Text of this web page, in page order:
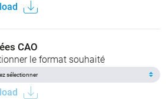
CAO
le format souhaité